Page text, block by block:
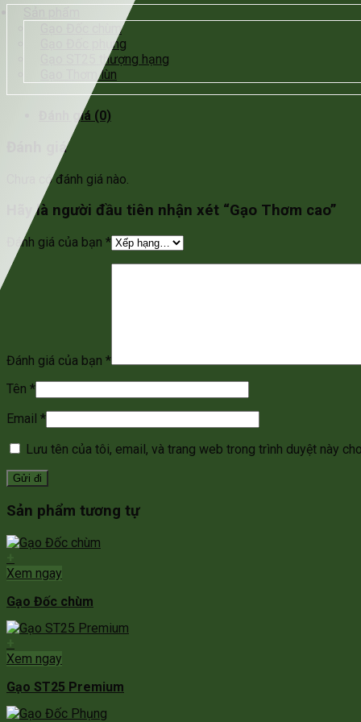
Gạo Đốc chùm
Gạo Đốc phụng
Gạo ST25 thượng hạng
Gạo Thơm lùn
Đánh giá (0)
Đánh giá
Chưa có đánh giá nào.
Hãy là người đầu tiên nhận xét “Gạo Thơm cao”
Đánh giá của bạn *
Đánh giá của bạn *
Tên *
Email *
Lưu tên của tôi, email, và trang web trong trình duyệt này
Sản phẩm tương tự
Xem ngay
Gạo Đốc chùm
Xem ngay
Gạo ST25 Premium